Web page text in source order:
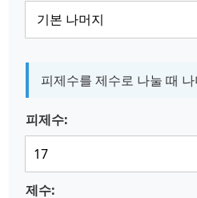
피제수를 제수로 나눌 때
피제수:
제수: